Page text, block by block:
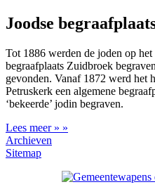
Joodse
Tot 1886 werden de joden op
begraafplaats Zuidbroek
gevonden. Vanaf 1872 werd het
Petruskerk een algemene
‘bekeerde’ jodin begraven.
Lees meer » »
Archieven
Sitemap